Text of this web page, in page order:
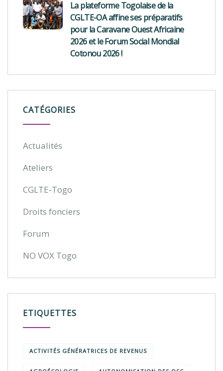
La plateforme Togolaise de la
CGLTE-OA affine ses préparatifs
pour la Caravane Ouest Africaine
2026 et le Forum Social Mondial
Cotonou 2026 !
CATÉGORIES
Actualités
Ateliers
CGLTE-Togo
Droits fonciers
Forum
NO VOX Togo
ETIQUETTES
ACTIVITÉS GÉNÉRATRICES DE REVENUS